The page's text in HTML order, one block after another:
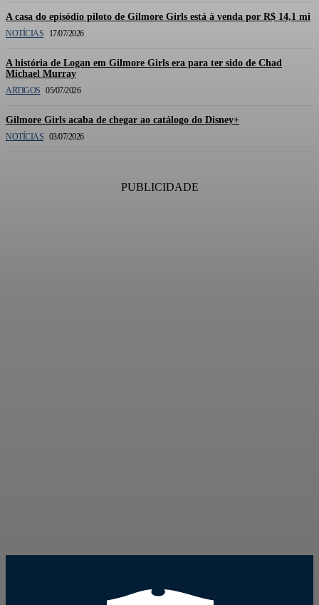
A casa do episódio piloto de Gilmore Girls está à venda por R$ 14,1 mi
NOTÍCIAS 17/07/2026
A história de Logan em Gilmore Girls era para ter sido de Chad
Michael Murray
ARTIGOS 05/07/2026
Gilmore Girls acaba de chegar ao catálogo do Disney+
NOTÍCIAS 03/07/2026
PUBLICIDADE